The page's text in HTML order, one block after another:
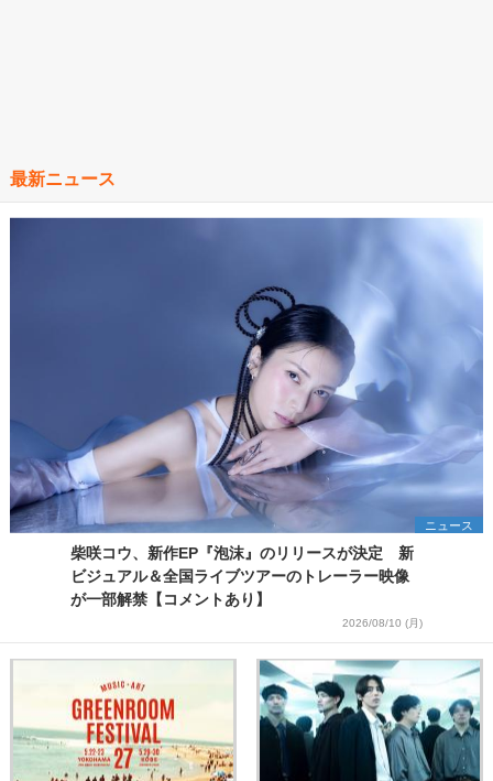
最新ニュース
ニュース
柴咲コウ、新作EP『泡沫』のリリースが決定 新
ビジュアル＆全国ライブツアーのトレーラー映像
が一部解禁【コメントあり】
2026/08/10 (月)